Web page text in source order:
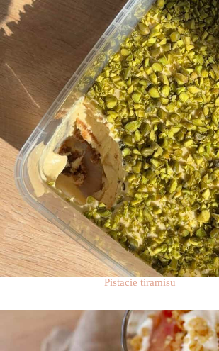
Pistacie tiramisu